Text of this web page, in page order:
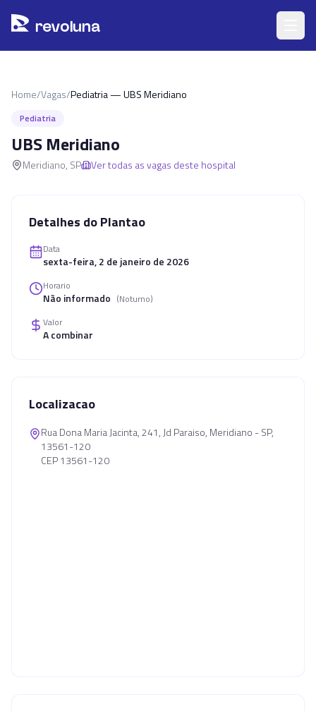
revoluna
Home/Vagas/Pediatria — UBS Meridiano
Pediatria
UBS Meridiano
Meridiano, SP Ver todas as vagas deste hospital
Detalhes do Plantao
Data
sexta-feira, 2 de janeiro de 2026
Horario
Não informado (Noturno)
Valor
A combinar
Localizacao
Rua Dona Maria Jacinta, 241, Jd Paraiso, Meridiano - SP,
13561-120
CEP 13561-120